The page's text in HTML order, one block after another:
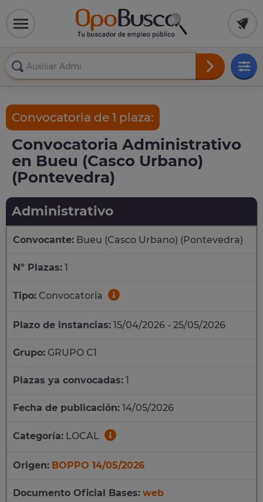
Convocatoria de 1 plaza:
Convocatoria Administrativo
en Bueu (Casco Urbano)
(Pontevedra)
Administrativo
Convocante: Bueu (Casco Urbano) (Pontevedra)
Nº Plazas: 1
Tipo: Convocatoria
Plazo de instancias: 15/04/2026 - 25/05/2026
Grupo: GRUPO C1
Plazas ya convocadas: 1
Fecha de publicación: 14/05/2026
Categoría: LOCAL
Origen: BOPPO 14/05/2026
Documento Oficial Bases: web